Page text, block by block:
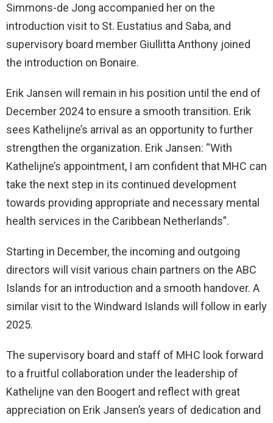
Simmons-de Jong accompanied her on the
introduction visit to St. Eustatius and Saba, and
supervisory board member Giullitta Anthony joined
the introduction on Bonaire.
Erik Jansen will remain in his position until the end of
December 2024 to ensure a smooth transition. Erik
sees Kathelijne’s arrival as an opportunity to further
strengthen the organization. Erik Jansen: “With
Kathelijne’s appointment, I am confident that MHC can
take the next step in its continued development
towards providing appropriate and necessary mental
health services in the Caribbean Netherlands”.
Starting in December, the incoming and outgoing
directors will visit various chain partners on the ABC
Islands for an introduction and a smooth handover. A
similar visit to the Windward Islands will follow in early
2025.
The supervisory board and staff of MHC look forward
to a fruitful collaboration under the leadership of
Kathelijne van den Boogert and reflect with great
appreciation on Erik Jansen’s years of dedication and